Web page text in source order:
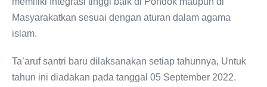
Masyarakatkan sesuai dengan aturan dalam agama
islam.
Ta’aruf santri baru dilaksanakan setiap tahunnya, Untuk
tahun ini diadakan pada tanggal 05 September 2022.